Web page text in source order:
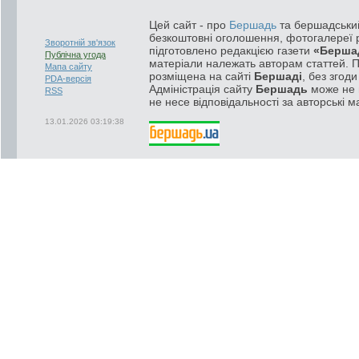
Зворотній зв'язок
Публічна угода
Мапа сайту
PDA-версія
RSS
13.01.2026 03:19:38
Цей сайт - про Бершадь та
безкоштовні оголошення, фотогалереї
підготовлено редакцією газети
матеріали належать авторам статтей.
розміщена на сайті Бершаді , без
Адміністрація сайту Бершадь може не
не несе відповідальності за авторські